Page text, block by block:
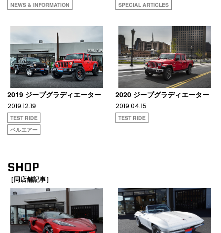
NEWS & INFORMATION SPECIAL ARTICLES
2019 ジープグラディエーター
2019.12.19
TEST RIDE
ベルエアー
2020 ジープグラディエーター
2019.04.15
TEST RIDE
SHOP
［同店舗記事］